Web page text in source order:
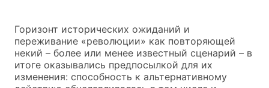
Горизонт исторических ожиданий и
переживание «революции» как повторяющей
некий – более или менее известный сценарий – в
итоге оказывались предпосылкой для их
изменения: способность к альтернативному